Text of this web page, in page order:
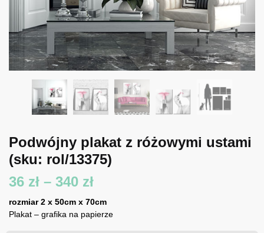
Podwójny plakat z różowymi ustami
(sku: rol/13375)
36 zł – 340 złZakres
cen:
rozmiar 2 x 50cm x 70cm
Plakat – grafika na papierze